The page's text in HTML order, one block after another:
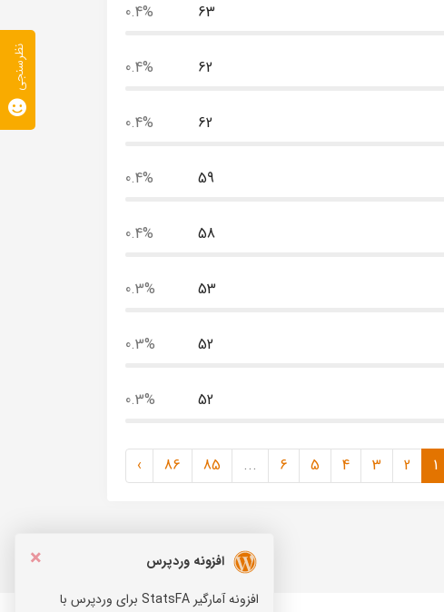
63
0.4%
62
0.4%
62
0.4%
59
0.4%
58
0.4%
53
0.3%
52
0.3%
52
0.3%
1
2
3
4
5
6
...
85
86
›
×
افزونه وردپرس
افزونه آمارگیر StatsFA برای وردپرس با
نظرسنجی